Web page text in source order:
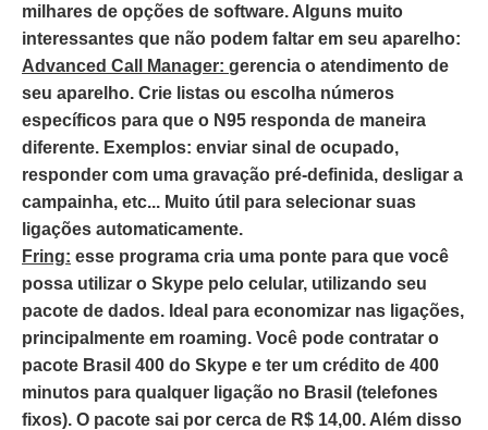
milhares de opções de software. Alguns muito
interessantes que não podem faltar em seu aparelho:
Advanced Call Manager: gerencia o atendimento de
seu aparelho. Crie listas ou escolha números
específicos para que o N95 responda de maneira
diferente. Exemplos: enviar sinal de ocupado,
responder com uma gravação pré-definida, desligar a
campainha, etc... Muito útil para selecionar suas
ligações automaticamente.
Fring: esse programa cria uma ponte para que você
possa utilizar o Skype pelo celular, utilizando seu
pacote de dados. Ideal para economizar nas ligações,
principalmente em roaming. Você pode contratar o
pacote Brasil 400 do Skype e ter um crédito de 400
minutos para qualquer ligação no Brasil (telefones
fixos). O pacote sai por cerca de R$ 14,00. Além disso